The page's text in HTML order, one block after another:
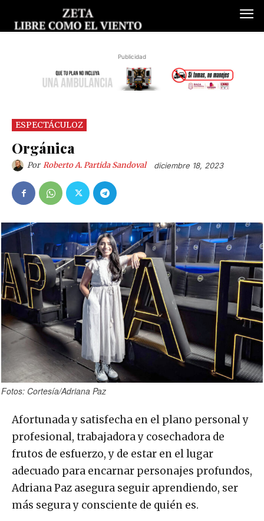
Publicidad
ESPECTÁCULOZ
Orgánica
Por Roberto A. Partida Sandoval diciembre 18, 2023
Fotos: Cortesía/Adriana Paz
Afortunada y satisfecha en el plano personal y
profesional, trabajadora y cosechadora de
frutos de esfuerzo, y de estar en el lugar
adecuado para encarnar personajes profundos,
Adriana Paz asegura seguir aprendiendo, ser
más segura y consciente de quién es.